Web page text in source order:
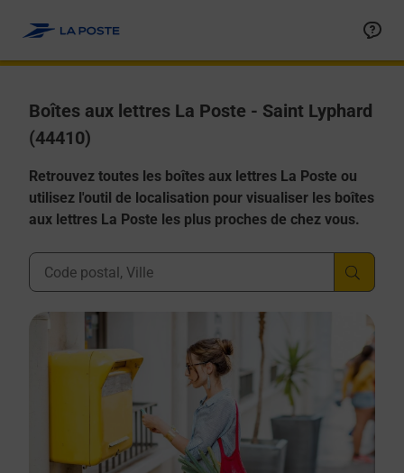
Boîtes aux lettres La Poste - Saint Lyphard
(44410)
Retrouvez toutes les boîtes aux lettres La Poste ou
utilisez l'outil de localisation pour visualiser les boîtes
aux lettres La Poste les plus proches de chez vous.
Ville, Département, Code Postal